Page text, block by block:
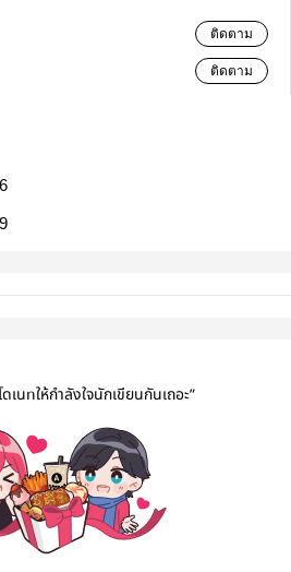
ติดตาม
ติดตาม
เนทให้กำลังใจนักเขียนกันเถอะ”